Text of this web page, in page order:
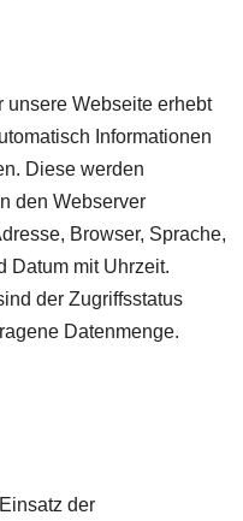
unsere Webseite erhebt
Informationen
Diese werden
den Webserver
Browser, Sprache,
Datum mit Uhrzeit.
der Zugriffsstatus
Datenmenge.
der